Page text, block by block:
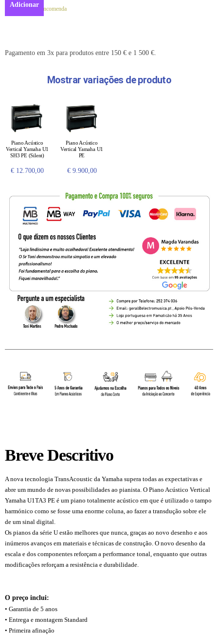
Disponível por encomenda
Adicionar
Pagamento em 3x para produtos entre 150 € e 1 500 €.
Mostrar variações de produto
Piano Acústico
Vertical Yamaha U1
SH3 PE (Silent)
€ 12.700,00
Piano Acústico
Vertical Yamaha U1
PE
€9.900,00
Breve Descritivo
A nova tecnologia TransAcoustic da Yamaha supera todas as expectativas e
abre um mundo de novas possibilidades ao pianista. O Piano Acústico Vertical
Yamaha U1TA3 PE é um piano totalmente acústico em que é utilizado o tampo
harmónico como se fosse uma enorme coluna, ao fazer a transdução sobre ele
de um sinal digital.
Os pianos da série U estão melhores que nunca, graças ao novo desenho e aos
inúmeros avanços em materiais e técnicas de construção. O novo desenho da
escala e dos componentes reforçam a performance tonal, enquanto que outras
modificações reforçam a resistência e durabilidade.
O preço inclui:
• Garantia de 5 anos
• Entrega e montagem Standard
• Primeira afinação